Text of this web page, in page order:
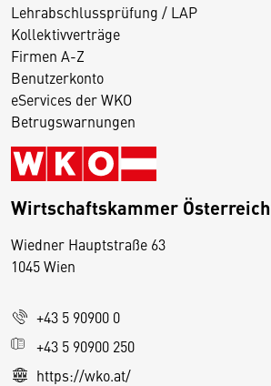
Lehrabschlussprüfung / LAP
Kollektivverträge
Firmen A-Z
Benutzerkonto
eServices der WKO
Betrugswarnungen
Wirtschaftskammer Österreich
Wiedner Hauptstraße 63
1045 Wien
+43 5 90900 0
+43 5 90900 250
https://wko.at/
D
s
e
S